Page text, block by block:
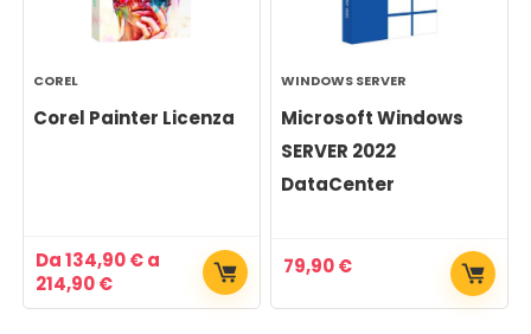
COREL
Corel Painter Licenza
Da134,90€a
214,90€
WINDOWS SERVER
Microsoft Windows
SERVER 2022
DataCenter
79,90€